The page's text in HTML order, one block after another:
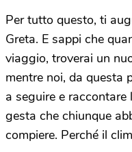
Per tutto questo, ti
Greta. E sappi che
viaggio, troverai un
mentre noi, da questa
a seguire e
gesta che chiunque
compiere. Perché il